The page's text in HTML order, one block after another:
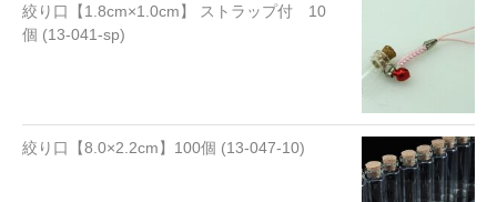
絞り口【1.8cm×1.0cm】 ストラップ付 10
個 (13-041-sp)
絞り口【8.0×2.2cm】100個 (13-047-10)